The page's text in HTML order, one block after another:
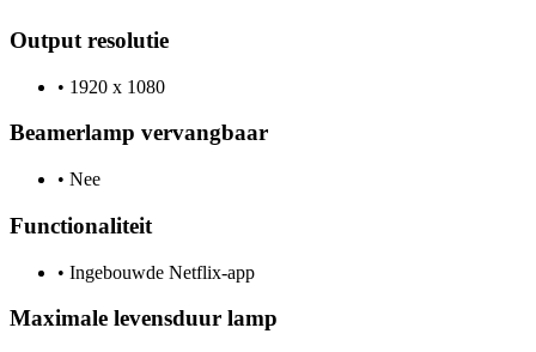
Output resolutie
• 1920 x 1080
Beamerlamp vervangbaar
• Nee
Functionaliteit
• Ingebouwde Netflix-app
Maximale levensduur lamp